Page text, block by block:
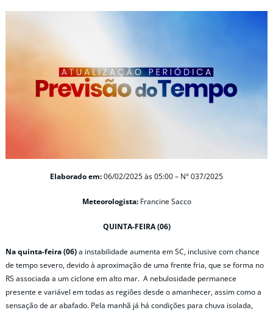
Elaborado em:06/02/2025 às 05:00 – N° 037/2025
Meteorologista: Francine Sacco
QUINTA-FEIRA (06)
Na quinta-feira (06)a instabilidade aumenta em SC, inclusive com chance
de tempo severo, devido à aproximação de uma frente fria, que se forma no
RS associada a um ciclone em alto mar. A nebulosidade permanece
presente e variável em todas as regiões desde o amanhecer, assim como a
sensação de ar abafado. Pela manhã já há condições para chuva isolada,